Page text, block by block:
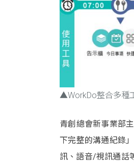
▲WorkDo整合多種
青創總會新事業部
下完整的溝通紀錄
訊、語音/視訊通話